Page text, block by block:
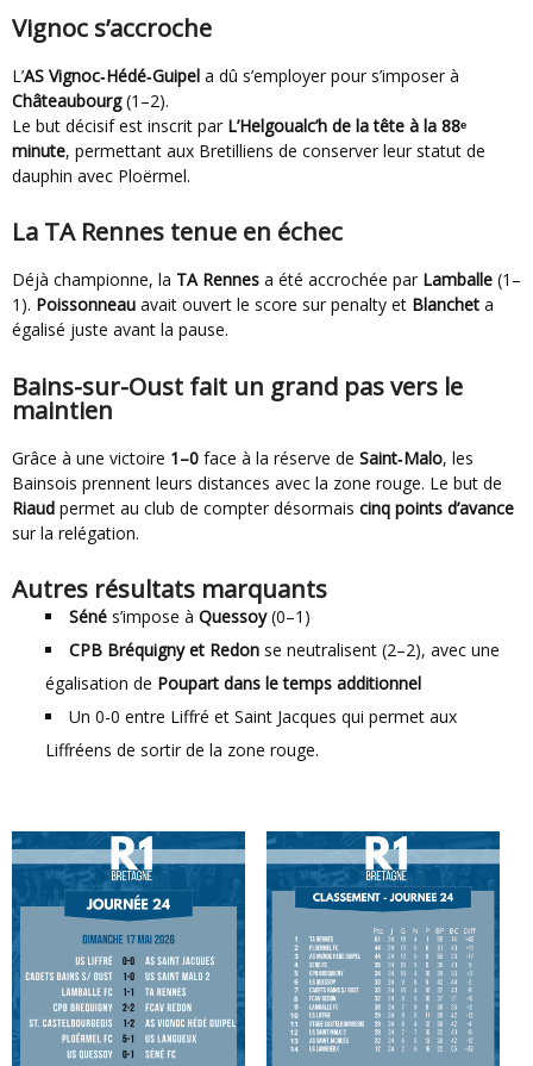
Vignoc s’accroche
L’AS Vignoc‑Hédé‑Guipel a dû s’employer pour s’imposer à
Châteaubourg(1–2).
Le but décisif est inscrit par L’Helgoualc’h de la tête à la 88ᵉ
minute, permettant aux Bretilliens de conserver leur statut de
dauphin avec Ploërmel.
La TA Rennes tenue en échec
Déjà championne, la TA Rennes a été accrochée par Lamballe (1–
1). Poissonneau avait ouvert le score sur penalty et Blanchet a
égalisé juste avant la pause.
Bains-sur-Oust fait un grand pas vers le
maintien
Grâce à une victoire 1–0 face à la réserve de Saint‑Malo, les
Bainsois prennent leurs distances avec la zone rouge. Le but de
Riaud permet au club de compter désormais cinq points d’avance
sur la relégation.
Autres résultats marquants
Séné s’impose à Quessoy(0–1)
CPB Bréquigny et Redon se neutralisent (2–2), avec une
égalisation de Poupart dans le temps additionnel
Un 0-0 entre Liffré et Saint Jacques qui permet aux
Liffréens de sortir de la zone rouge.